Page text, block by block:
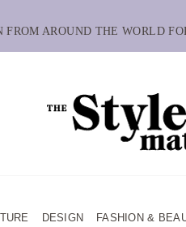
FROM AROUND THE WORLD
DESIGN FASHION &